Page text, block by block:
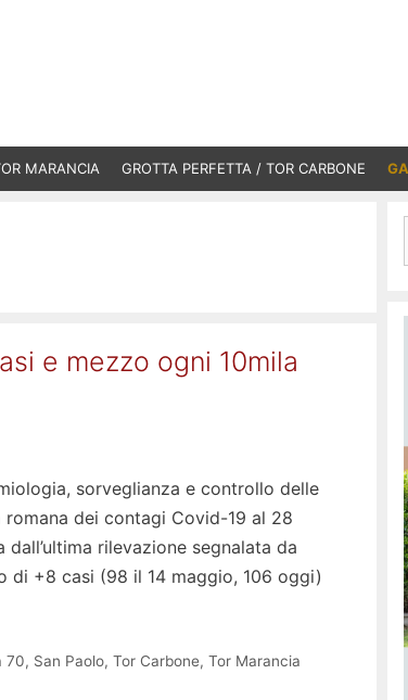
MARANCIA GROTTA PERFETTA / TOR CARBONE
e mezzo ogni 10mila
sorveglianza e controllo delle
dei contagi Covid-19 al 28
rilevazione segnalata da
di +8 casi (98 il 14 maggio, 106 oggi)
70, San Paolo, Tor Carbone, Tor Marancia